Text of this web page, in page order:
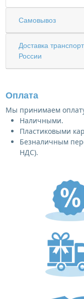
Самовывоз
Доставка
России
Оплата
Мы принимаем
Наличными.
Пластиковыми
Безналичным
НДС).